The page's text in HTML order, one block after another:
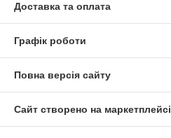
Доставка та оплата
Графік роботи
Повна версія сайту
Сайт створено на маркетплейсі